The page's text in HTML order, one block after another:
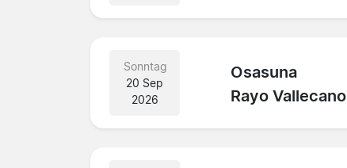
Sonntag
20 Sep
2026
Osasuna
Rayo Vallecano